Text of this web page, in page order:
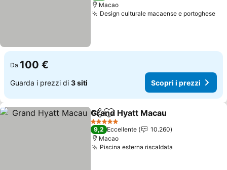
Macao
Design culturale macaense e portoghese
Da 100 €
Guarda i prezzi di 3 siti Scopri i prezzi
CondividiAggiungi ai preferiti
Grand Hyatt Macau
5 Stelle
9,2 Eccellente
10.260
Macao
Piscina esterna riscaldata